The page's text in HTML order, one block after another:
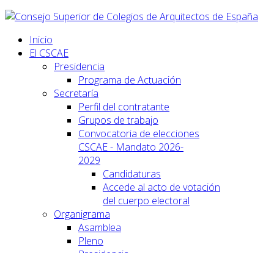
Inicio
El CSCAE
Presidencia
Programa de Actuación
Secretaría
Perfil del contratante
Grupos de trabajo
Convocatoria de elecciones
CSCAE - Mandato 2026-
2029
Candidaturas
Accede al acto de votación
del cuerpo electoral
Organigrama
Asamblea
Pleno